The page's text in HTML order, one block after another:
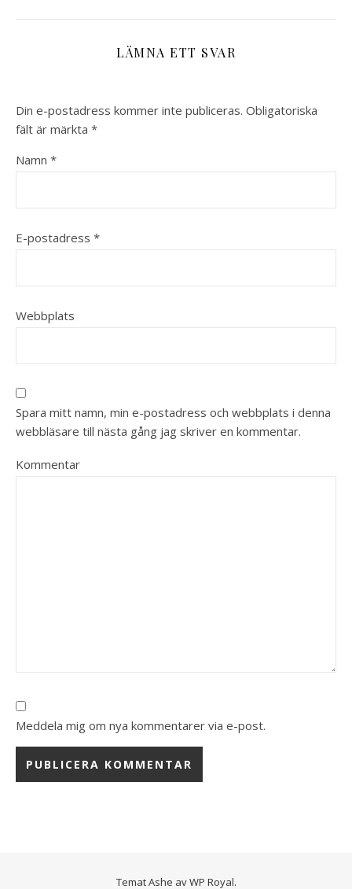
LÄMNA ETT SVAR
Din e-postadress kommer inte publiceras. Obligatoriska
fält är märkta *
Namn *
E-postadress *
Webbplats
Spara mitt namn, min e-postadress och webbplats i denna
webbläsare till nästa gång jag skriver en kommentar.
Kommentar
Meddela mig om nya kommentarer via e-post.
Temat Ashe avWP Royal.